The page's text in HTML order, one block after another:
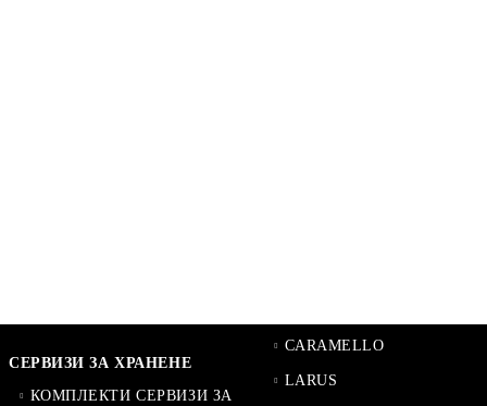
СЕРВИЗИ ЗА ХРАНЕНЕ
КОМПЛЕКТИ СЕРВИЗИ ЗА
CARAMELLO
LARUS